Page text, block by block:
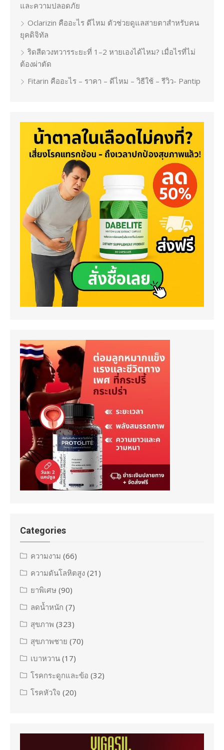
และความปลอดภัย
Oclarizin คืออะไร ดีไหม ตัวช่วยดูแลสายตาสำหรับคน
ยุคดิจิทัล
ริดสีดวงทวารระยะที่ 1–2 หายเองได้ไหม? เมื่อไรที่ไม่
ต้องผ่าตัด
Fitarin คืออะไร – ราคา – ดีไหม – วิธีใช้ – รีวิว- Pantip
Categories
ความงาม (66)
ความดันโลหิตสูง (21)
ยาพิเศษ (90)
ลดน้ำหนัก (7)
สุขภาพ (323)
สุขภาพชาย (70)
เบาหวาน (17)
โรคกระดูกและข้อ (32)
โรคหัวใจ (20)